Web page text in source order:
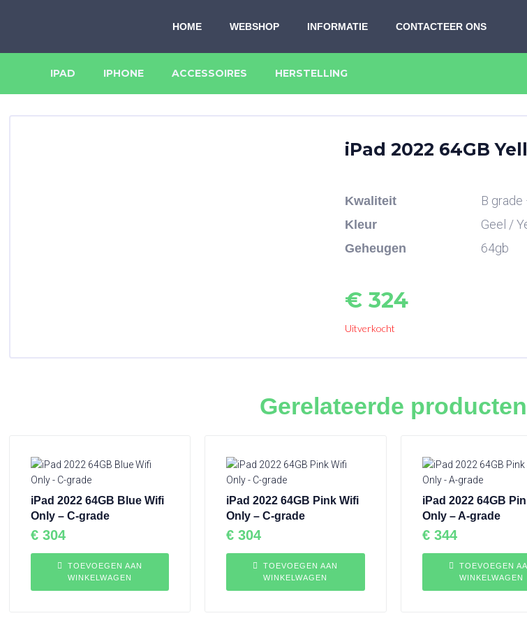
HOME WEBSHOP INFORMATIE CONTACTEER ONS
IPAD IPHONE ACCESSOIRES HERSTELLING
iPad 2022 64GB
Kwaliteit B
Kleur Geel /
Geheugen 64gb
€324
Uitverkocht
Gerelateerde producten
iPad 2022 64GB Blue Wifi
Only – C-grade
€ 304
TOEVOEGEN AAN
WINKELWAGEN
iPad 2022 64GB Pink Wifi
Only – C-grade
€ 304
TOEVOEGEN AAN
WINKELWAGEN
iPad 2022 64GB
Only – A-grade
€344
TOEVOEGEN
WINKELWAGEN